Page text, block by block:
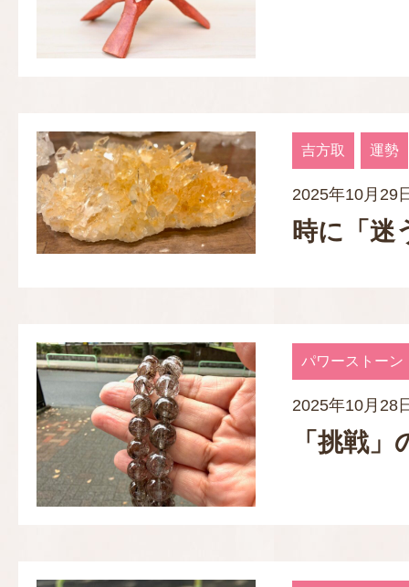
吉方取 運勢
2025年10月29
時に「迷
パワーストーン
2025年10月28
「挑戦」